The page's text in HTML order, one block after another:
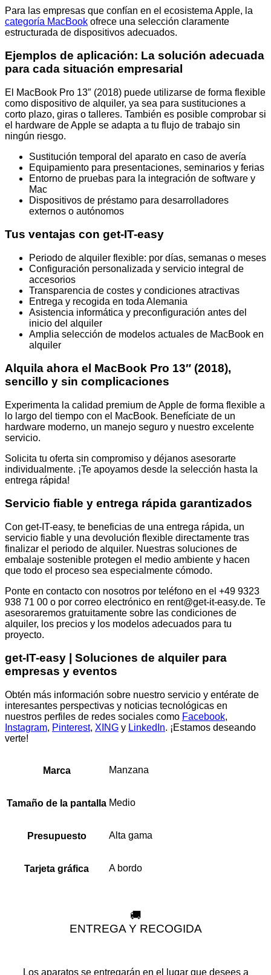
Para las empresas que confían en el ecosistema Apple, la
categoría MacBook ofrece una selección claramente
estructurada de dispositivos adecuados.
Ejemplos de aplicación: La solución adecuada
para cada situación empresarial
El MacBook Pro 13″ (2018) puede utilizarse de forma flexible
como dispositivo de alquiler, ya sea para sustituciones a
corto plazo, giras o talleres. También es posible comprobar si
el hardware de Apple se adapta a tu flujo de trabajo sin
ningún riesgo.
Sustitución temporal del aparato en caso de avería
Equipamiento para presentaciones, seminarios y ferias
Entorno de pruebas para la integración de software y
Mac
Dispositivos de préstamo para desarrolladores
externos o autónomos
Tus ventajas con get-IT-easy
Periodo de alquiler flexible: por días, semanas o meses
Configuración personalizada y servicio integral de
accesorios
Transparencia de costes y condiciones atractivas
Entrega y recogida en toda Alemania
Asistencia informática y preconfiguración antes del
inicio del alquiler
Amplia selección de modelos actuales de MacBook en
alquiler
Alquila ahora el MacBook Pro 13″ (2018),
sencillo y sin complicaciones
Experimenta la calidad premium de Apple de forma flexible a
lo largo del tiempo con el MacBook. Benefíciate de un
hardware moderno, un manejo seguro y nuestro excelente
servicio.
Solicita tu oferta sin compromiso y déjanos asesorarte
individualmente. ¡Te apoyamos desde la selección hasta la
entrega rápida!
Servicio fiable y entrega rápida garantizados
Con get-IT-easy, te beneficias de una entrega rápida, un
servicio fiable y una devolución flexible directamente tras
finalizar el periodo de alquiler. Nuestras soluciones de
embalaje sostenible protegen el medio ambiente y hacen
que todo el proceso sea especialmente cómodo.
Ponte en contacto con nosotros por teléfono en el +49 9323
938 71 00 o por correo electrónico en rent@get-it-easy.de. Te
asesoraremos gratuitamente sobre las condiciones de
alquiler, los precios y los modelos adecuados para tu
proyecto.
get-IT-easy | Soluciones de alquiler para
empresas y eventos
Obtén más información sobre nuestro servicio y entérate de
interesantes perspectivas y noticias tecnológicas en
nuestros perfiles de redes sociales como Facebook,
Instagram, Pinterest, XING y LinkedIn. ¡Estamos deseando
verte!
Marca Manzana
Tamaño de la pantalla Medio
Presupuesto Alta gama
Tarjeta gráfica A bordo
🚚
ENTREGA Y RECOGIDA
Los aparatos se entregarán en el lugar que desees a